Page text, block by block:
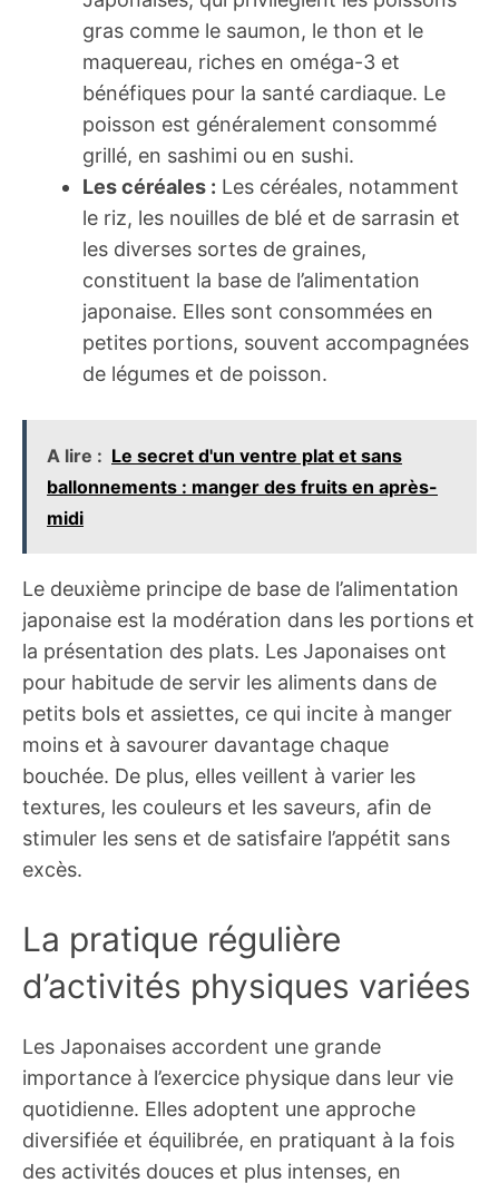
gras comme le saumon, le thon et le
maquereau, riches en oméga-3 et
bénéfiques pour la santé cardiaque. Le
poisson est généralement consommé
grillé, en sashimi ou en sushi.
Les céréales : Les céréales, notamment
le riz, les nouilles de blé et de sarrasin et
les diverses sortes de graines,
constituent la base de l’alimentation
japonaise. Elles sont consommées en
petites portions, souvent accompagnées
de légumes et de poisson.
A lire : Le secret d'un ventre plat et sans
ballonnements : manger des fruits en après-
midi
Le deuxième principe de base de l’alimentation
japonaise est la modération dans les portions et
la présentation des plats. Les Japonaises ont
pour habitude de servir les aliments dans de
petits bols et assiettes, ce qui incite à manger
moins et à savourer davantage chaque
bouchée. De plus, elles veillent à varier les
textures, les couleurs et les saveurs, afin de
stimuler les sens et de satisfaire l’appétit sans
excès.
La pratique régulière
d’activités physiques variées
Les Japonaises accordent une grande
importance à l’exercice physique dans leur vie
quotidienne. Elles adoptent une approche
diversifiée et équilibrée, en pratiquant à la fois
des activités douces et plus intenses, en